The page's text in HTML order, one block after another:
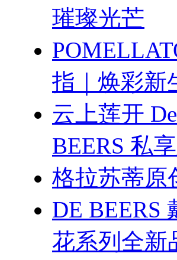
璀璨光芒
指｜焕彩新
云上莲开
BEERS 私
格拉苏蒂原
DE BEERS
花系列全新